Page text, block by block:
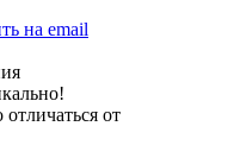
на email
от